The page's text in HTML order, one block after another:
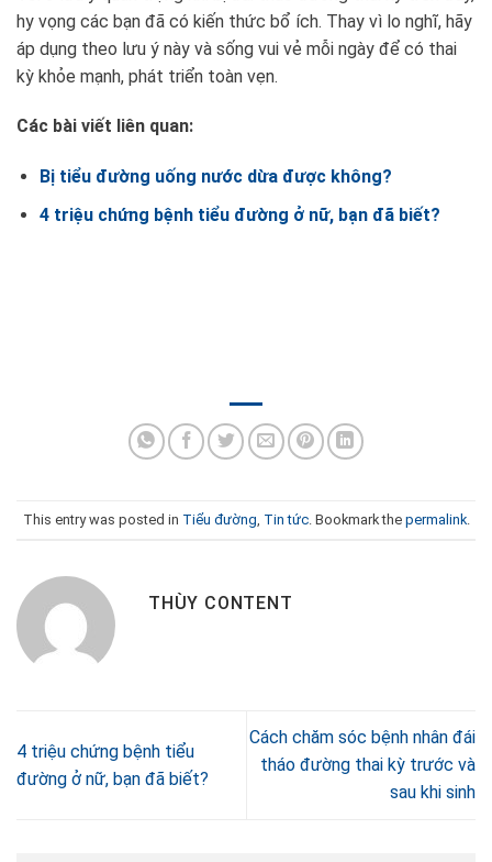
hy vọng các bạn đã có kiến thức bổ ích. Thay vì lo nghĩ, hãy
áp dụng theo lưu ý này và sống vui vẻ mỗi ngày để có thai
kỳ khỏe mạnh, phát triển toàn vẹn.
Các bài viết liên quan:
Bị tiểu đường uống nước dừa được không?
4 triệu chứng bệnh tiểu đường ở nữ, bạn đã biết?
This entry was posted in Tiểu đường Tin tức. Bookmark the permalink.
THÙY CONTENT
4 triệu chứng bệnh tiểu
đường ở nữ, bạn đã biết?
Cách chăm sóc bệnh nhân đái
tháo đường thai kỳ trước và
sau khi sinh